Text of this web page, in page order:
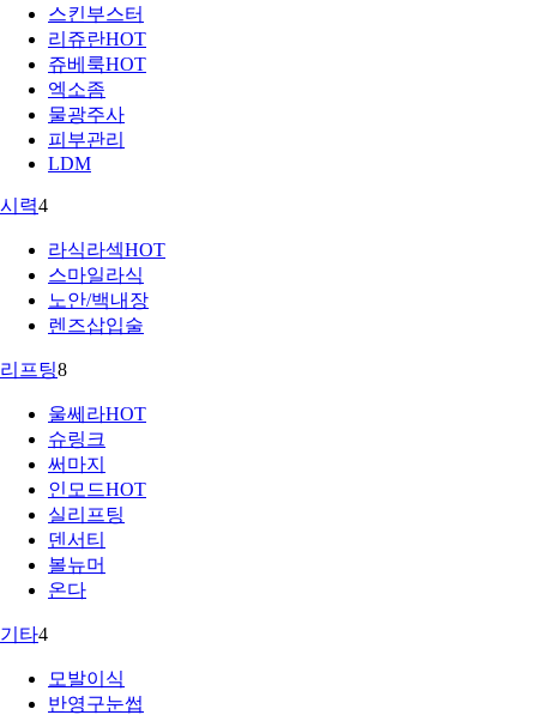
스킨부스터
리쥬란HOT
쥬베룩HOT
엑소좀
물광주사
피부관리
LDM
시력4
라식라섹HOT
스마일라식
노안/백내장
렌즈삽입술
리프팅8
울쎄라HOT
슈링크
써마지
인모드HOT
실리프팅
덴서티
볼뉴머
온다
기타4
모발이식
반영구눈썹